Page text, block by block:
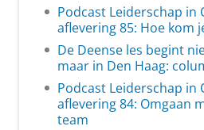
Podcast Leiderschap in
aflevering 85: Hoe kom
De Deense les begint
maar in Den Haag:
Podcast Leiderschap in
aflevering 84: Omgaan
team